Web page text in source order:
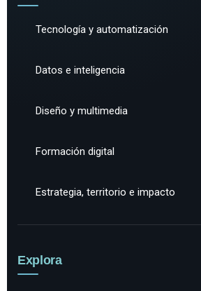
Tecnología y automatización
Datos e inteligencia
Diseño y multimedia
Formación digital
Estrategia, territorio e impacto
Explora